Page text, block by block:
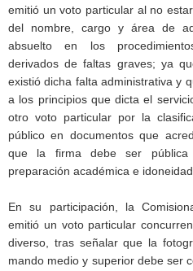
emitió un voto particular al no
del nombre, cargo y área de
absuelto en los
derivados de faltas graves; ya
existió dicha falta administrativa y
a los principios que dicta el
otro voto particular por la
público en documentos que
que la firma debe ser pública
preparación académica e
En su participación, la
emitió un voto particular
diverso, tras señalar que la
mando medio y superior debe ser